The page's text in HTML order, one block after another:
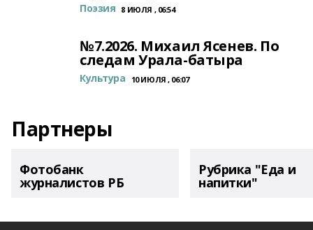
Поэзия 8 ИЮЛЯ , 06:54
№7.2026. Михаил Ясенев. По
следам Урала-батыра
Культура 10 ИЮЛЯ , 06:07
Партнеры
Фотобанк
журналистов РБ
Рубрика "Еда и
напитки"